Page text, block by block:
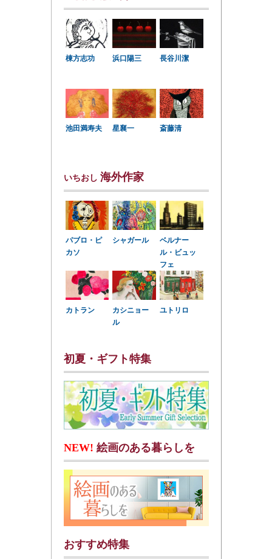
棟方志功 浜口陽三 長谷川潔
池田満寿夫 星襄一 斎藤清
いちおし 海外作家
パブロ・ピ
カソ
シャガール
ベルナー
ル・ビュッ
フェ
カトラン
カシニョー
ル
ユトリロ
初夏・ギフト特集
NEW! 絵画のある暮らしを
おすすめ特集